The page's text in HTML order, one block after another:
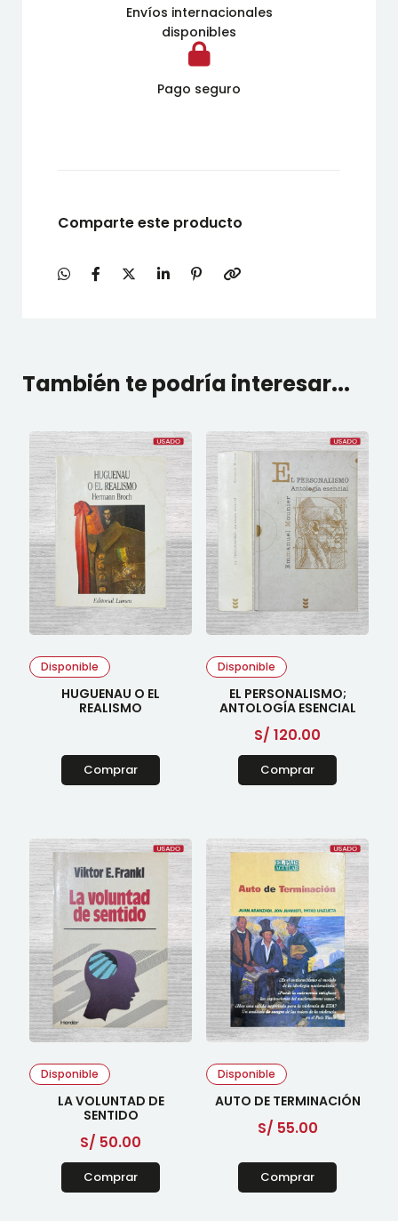
Envíos internacionales
disponibles
Pago seguro
Comparte este producto
También te podría interesar...
Disponible
HUGUENAU O EL
REALISMO
Comprar
Disponible
EL PERSONALISMO;
ANTOLOGÍA ESENCIAL
S/ 120.00
Comprar
Disponible
LA VOLUNTAD DE
SENTIDO
S/ 50.00
Comprar
Disponible
AUTO DE TERMINACIÓN
S/ 55.00
Comprar